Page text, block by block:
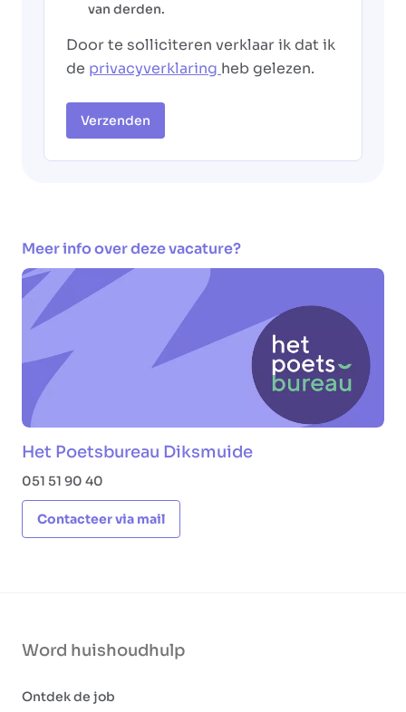
van derden.
Door te solliciteren verklaar ik dat ik
de privacyverklaring heb gelezen.
Verzenden
Meer info over deze vacature?
Het Poetsbureau Diksmuide
051 51 90 40
Contacteer via mail
Word huishoudhulp
Ontdek de job